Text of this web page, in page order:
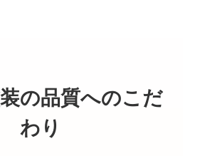
の品質へのこだ
わり